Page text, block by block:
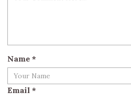
Name *
Email *